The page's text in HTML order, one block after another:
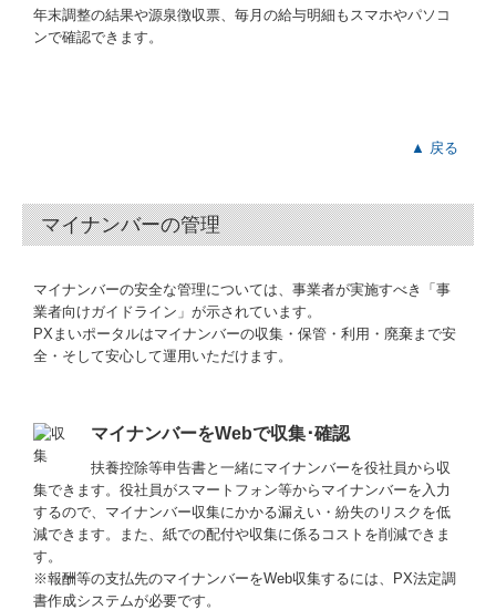
年末調整の結果や源泉徴収票、毎月の給与明細もスマホやパソコ
ンで確認できます。
▲ 戻る
マイナンバーの管理
マイナンバーの安全な管理については、事業者が実施すべき「事
業者向けガイドライン」が示されています。
PXまいポータルはマイナンバーの収集・保管・利用・廃棄まで安
全・そして安心して運用いただけます。
マイナンバーをWebで収集･確認
扶養控除等申告書と一緒にマイナンバーを役社員から収
集できます。役社員がスマートフォン等からマイナンバーを入力
するので、マイナンバー収集にかかる漏えい・紛失のリスクを低
減できます。また、紙での配付や収集に係るコストを削減できま
す。
※報酬等の支払先のマイナンバーをWeb収集するには、PX法定調
書作成システムが必要です。